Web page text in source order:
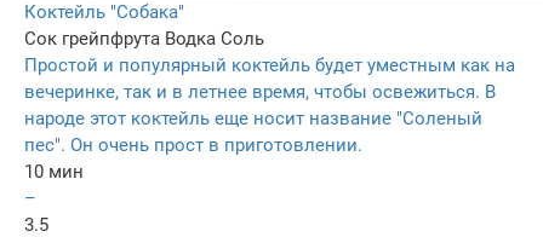
Коктейль "Собака"
Сок грейпфрута Водка Соль
Простой и популярный коктейль будет уместным как на
вечеринке, так и в летнее время, чтобы освежиться. В
народе этот коктейль еще носит название "Соленый
пес". Он очень прост в приготовлении.
10 мин
–
3.5